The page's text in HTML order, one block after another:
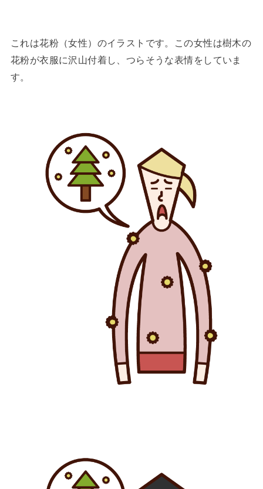
これは花粉（女性）のイラストです。この女性は樹木の
花粉が衣服に沢山付着し、つらそうな表情をしていま
す。